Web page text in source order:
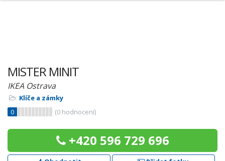
MISTER MINIT
IKEA Ostrava
Klíče a zámky
0
(0 hodnocení)
+420 596 729 696